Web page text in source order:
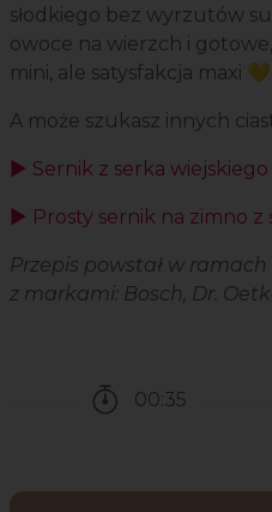
słodkiego bez wyrzutów
owoce na wierzch i
mini, ale satysfakcja maxi 💛
A może szukasz innych
▶️ Sernik z serka
▶️ Prosty sernik na zimno z
Przepis powstał w
z markami: Bosch, Dr.
00:35